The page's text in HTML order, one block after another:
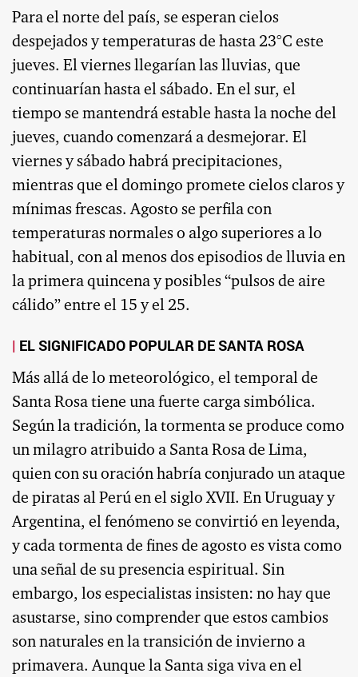
Para el norte del país, se esperan cielos
despejados y temperaturas de hasta 23°C este
jueves. El viernes llegarían las lluvias, que
continuarían hasta el sábado. En el sur, el
tiempo se mantendrá estable hasta la noche del
jueves, cuando comenzará a desmejorar. El
viernes y sábado habrá precipitaciones,
mientras que el domingo promete cielos claros y
mínimas frescas. Agosto se perfila con
temperaturas normales o algo superiores a lo
habitual, con al menos dos episodios de lluvia en
la primera quincena y posibles “pulsos de aire
cálido” entre el 15 y el 25.
EL SIGNIFICADO POPULAR DE SANTA ROSA
Más allá de lo meteorológico, el temporal de
Santa Rosa tiene una fuerte carga simbólica.
Según la tradición, la tormenta se produce como
un milagro atribuido a Santa Rosa de Lima,
quien con su oración habría conjurado un ataque
de piratas al Perú en el siglo XVII. En Uruguay y
Argentina, el fenómeno se convirtió en leyenda,
y cada tormenta de fines de agosto es vista como
una señal de su presencia espiritual. Sin
embargo, los especialistas insisten: no hay que
asustarse, sino comprender que estos cambios
son naturales en la transición de invierno a
primavera. Aunque la Santa siga viva en el